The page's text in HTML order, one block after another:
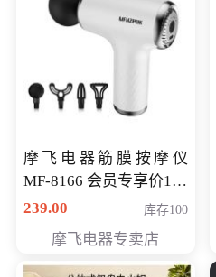
摩飞电器筋膜按摩仪
MF-8166 会员专享价168
元
239.00 库存100
摩飞电器专卖店